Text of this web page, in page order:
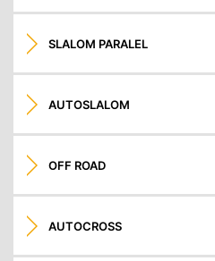
SLALOM PARALEL
AUTOSLALOM
OFF ROAD
AUTOCROSS